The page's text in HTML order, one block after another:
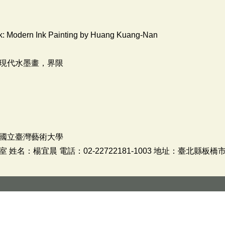
Modern Ink Painting by Huang Kuang-Nan
代水墨畫，界限
立臺灣藝術大學
姓名：楊宜晨 電話：02-22722181-1003 地址：臺北縣板橋